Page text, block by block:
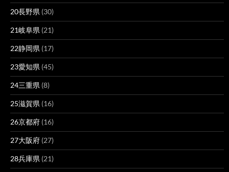
20長野県 (30)
21岐阜県 (21)
22静岡県 (17)
23愛知県 (45)
24三重県 (8)
25滋賀県 (16)
26京都府 (16)
27大阪府 (27)
28兵庫県 (21)